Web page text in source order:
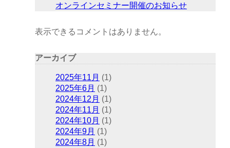
オンラインセミナー開催のお知らせ
表示できるコメントはありません。
アーカイブ
2025年11月 (1)
2025年6月 (1)
2024年12月 (1)
2024年11月 (1)
2024年10月 (1)
2024年9月 (1)
2024年8月 (1)